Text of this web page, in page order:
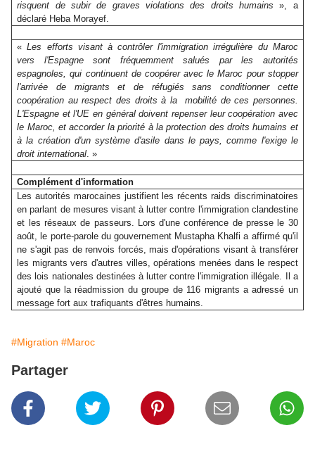
risquent de subir de graves violations des droits humains », a
déclaré Heba Morayef.
« Les efforts visant à contrôler l'immigration irrégulière du Maroc
vers l'Espagne sont fréquemment salués par les autorités
espagnoles, qui continuent de coopérer avec le Maroc pour stopper
l'arrivée de migrants et de réfugiés sans conditionner cette
coopération au respect des droits à la mobilité de ces personnes.
L'Espagne et l'UE en général doivent repenser leur coopération avec
le Maroc, et accorder la priorité à la protection des droits humains et
à la création d'un système d'asile dans le pays, comme l'exige le
droit international. »
Complément d'information
Les autorités marocaines justifient les récents raids discriminatoires
en parlant de mesures visant à lutter contre l'immigration clandestine
et les réseaux de passeurs. Lors d'une conférence de presse le 30
août, le porte-parole du gouvernement Mustapha Khalfi a affirmé qu'il
ne s'agit pas de renvois forcés, mais d'opérations visant à transférer
les migrants vers d'autres villes, opérations menées dans le respect
des lois nationales destinées à lutter contre l'immigration illégale. Il a
ajouté que la réadmission du groupe de 116 migrants a adressé un
message fort aux trafiquants d'êtres humains.
#Migration #Maroc
Partager